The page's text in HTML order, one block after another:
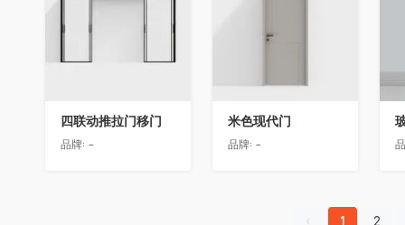
四联动推拉门移门
品牌: -
米色现代门
品牌: -